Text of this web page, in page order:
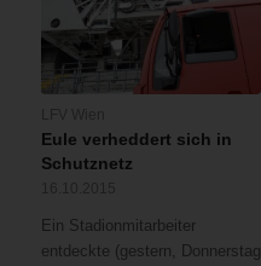
Eule verheddert sich in
Schutznetz
Ein Stadionmitarbeiter
entdeckte (gestern, Donnerstag